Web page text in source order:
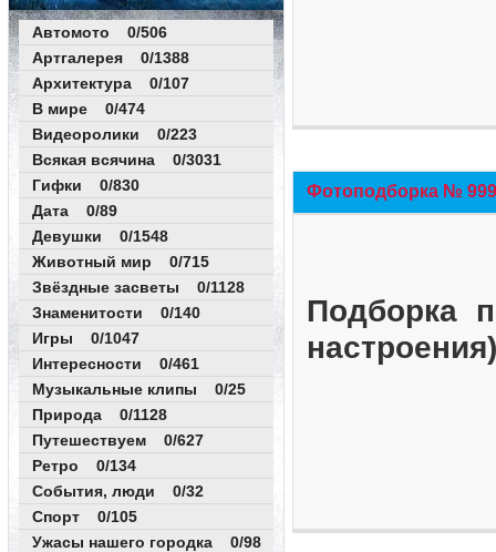
Автомото 0/506
Артгалерея 0/1388
Архитектура 0/107
В мире 0/474
Видеоролики 0/223
Всякая всячина 0/3031
Гифки 0/830
Дата 0/89
Девушки 0/1548
Животный мир 0/715
Звёздные засветы 0/1128
Знаменитости 0/140
Игры 0/1047
Интересности 0/461
Музыкальные клипы 0/25
Природа 0/1128
Путешествуем 0/627
Ретро 0/134
События, люди 0/32
Спорт 0/105
Ужасы нашего городка 0/98
Фотоподборка №
Подборка